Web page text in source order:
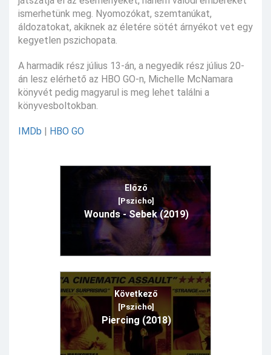
ismerhetünk meg. Nyomozókat, szemtanúkat,
áldozatokat, akiknek az életére sötét árnyékot vet egy
kegyetlen pszichopata.
A harmadik rész július 13-án, a negyedik rész július 20-
án lesz elérhető az HBO GO-n, Michelle McNamara
könyvét pedig magyarul is meg lehet találni a
könyvesboltokban.
IMDb HBO GO
Előző
[Pszicho]
Wounds - Sebek (2019)
Következő
[Pszicho]
Piercing (2018)